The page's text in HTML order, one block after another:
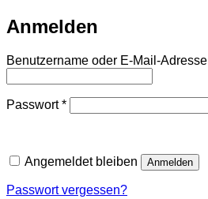
Anmelden
Benutzername oder E-Mail-Adresse
Passwort*Erforderlich
Angemeldet bleiben Anmelden
Passwort vergessen?